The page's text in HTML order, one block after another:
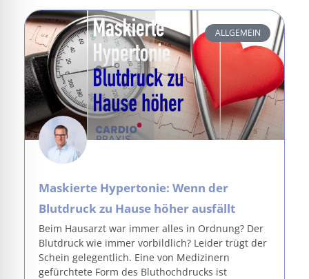
ALLGEMEIN
Maskierte Hypertonie: Wenn der
Blutdruck zu Hause höher ausfällt
Beim Hausarzt war immer alles in Ordnung? Der
Blutdruck wie immer vorbildlich? Leider trügt der
Schein gelegentlich. Eine von Medizinern
gefürchtete Form des Bluthochdrucks ist